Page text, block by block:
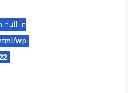
null in
wp-
22